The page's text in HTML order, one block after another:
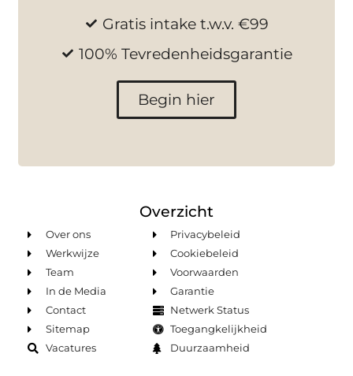
Gratis intake t.w.v. €99
100% Tevredenheidsgarantie
Begin hier
Overzicht
Over ons
Werkwijze
Team
In de Media
Contact
Sitemap
Vacatures
Privacybeleid
Cookiebeleid
Voorwaarden
Garantie
Netwerk Status
Toegangkelijkheid
Duurzaamheid